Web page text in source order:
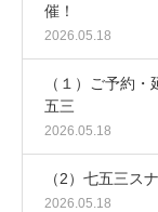
催！
2026.05.18
（１）ご予約
五三
2026.05.18
（2）七五三ス
2026.05.18